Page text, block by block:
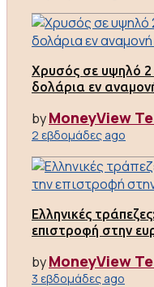
Χρυσός σε υψηλό
δολάρια εν
byMoneyView
2 εβδομάδες ago
Ελληνικές
επιστροφή στην
byMoneyView
3 εβδομάδες ago